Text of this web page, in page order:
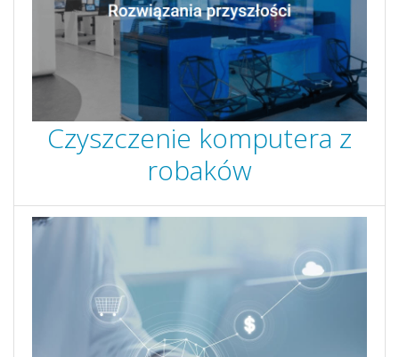
Czyszczenie komputera z
robaków